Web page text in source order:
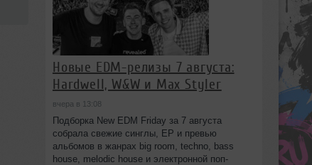
Новые EDM-релизы 7 августа:
Hardwell, W&W и Max Styler
вчера в 13:08
Подборка New EDM Friday за 7 августа
собрала свежие синглы, EP и превью
альбомов в жанрах big room, techno, bass
house, melodic house и электронной поп-